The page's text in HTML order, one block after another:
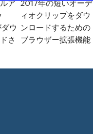
ア
ウ
さ
2017年の短いオーデ
ィオクリップをダウ
ンロードするための
ブラウザー拡張機能